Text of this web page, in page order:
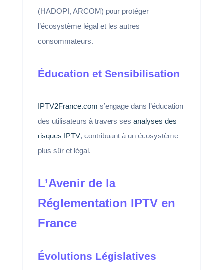
(HADOPI, ARCOM) pour protéger
l’écosystème légal et les autres
consommateurs.
Éducation et Sensibilisation
IPTV2France.com s’engage dans l’éducation
des utilisateurs à travers ses analyses des
risques IPTV, contribuant à un écosystème
plus sûr et légal.
L’Avenir de la
Réglementation IPTV en
France
Évolutions Législatives